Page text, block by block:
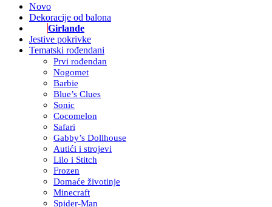
Novo
Dekoracije od balona
Girlande
Jestive pokrivke
Tematski rođendani
Prvi rođendan
Nogomet
Barbie
Blue’s Clues
Sonic
Cocomelon
Safari
Gabby’s Dollhouse
Autići i strojevi
Lilo i Stitch
Frozen
Domaće životinje
Minecraft
Spider-Man